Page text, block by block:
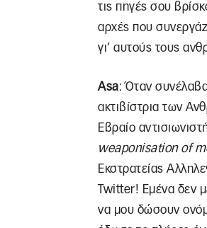
τις πηγές σου
αρχές που
γι’ αυτούς τους
Asa: Όταν
ακτιβίστρια των
Εβραίο
weaponisation of
Εκστρατείας
Twitter! Εμένα δεν
να μου δώσουν